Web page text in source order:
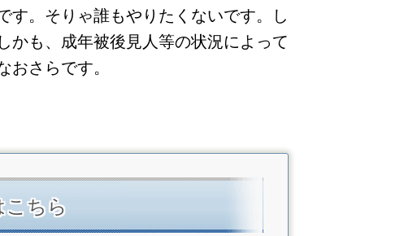
す。そりゃ誰もやりたくないです。し
かも、成年被後見人等の状況によって
おさらです。
こちら